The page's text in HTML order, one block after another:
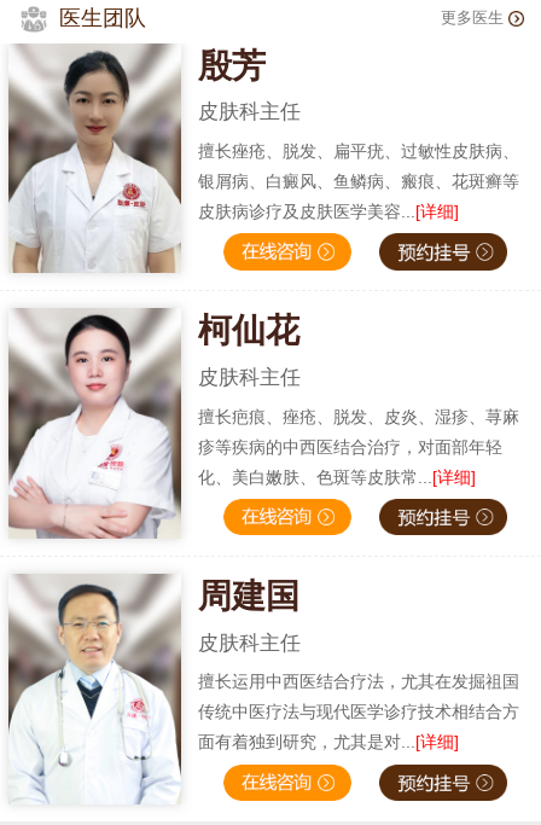
医生团队 更多医生
殷芳
皮肤科主任
擅长痤疮、脱发、扁平疣、过敏性皮肤病、
银屑病、白癜风、鱼鳞病、瘢痕、花斑癣等
皮肤病诊疗及皮肤医学美容... [详细]
柯仙花
皮肤科主任
擅长疤痕、痤疮、脱发、皮炎、湿疹、荨麻
疹等疾病的中西医结合治疗，对面部年轻
化、美白嫩肤、色斑等皮肤常... [详细]
周建国
皮肤科主任
擅长运用中西医结合疗法，尤其在发掘祖国
传统中医疗法与现代医学诊疗技术相结合方
面有着独到研究，尤其是对...[详细]